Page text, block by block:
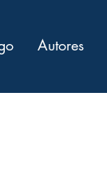
Autores